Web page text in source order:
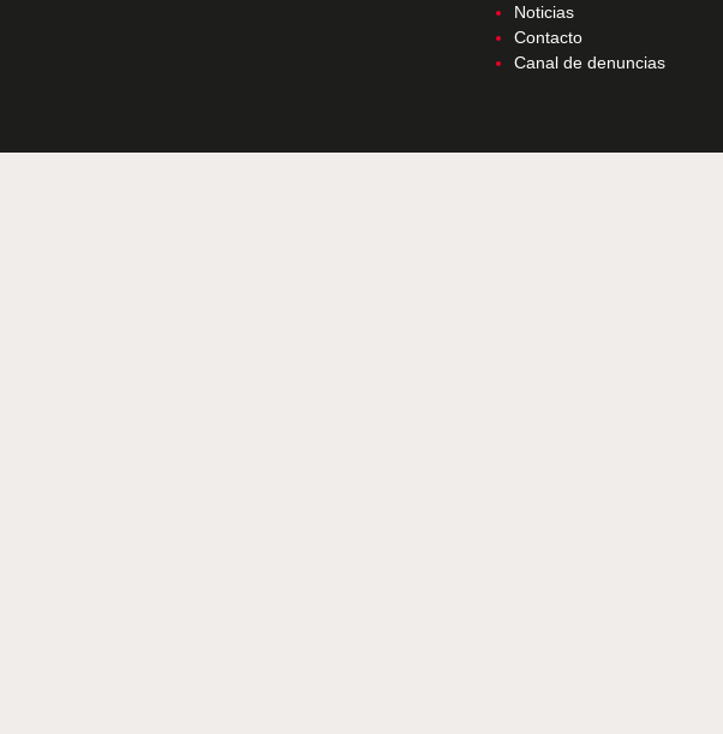
Noticias
Contacto
Canal de denuncias